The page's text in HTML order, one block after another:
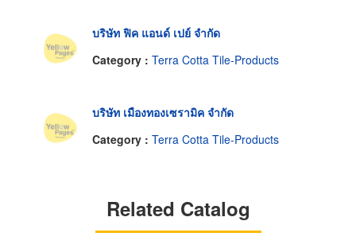
บริษัท ฟิค แอนด์ เปย์ จำกัด
Category : Terra Cotta Tile-Products
บริษัท เมืองทองเซรามิค จำกัด
Category : Terra Cotta Tile-Products
Related Catalog